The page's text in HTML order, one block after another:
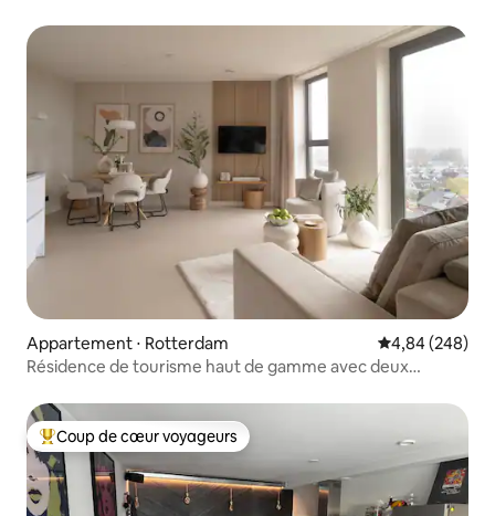
Appartement ⋅ Rotterdam Évaluation
4,84 (248)
Résidence de tourisme haut de gamme avec deux
Coups de cœur voyageurs les plus appréciés
Coup de cœur voyageurs